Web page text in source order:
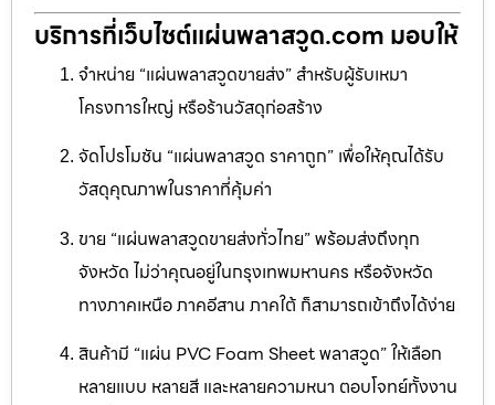
บริการที่เว็บไซต์แผ่นพลาสวูด.com มอบให้
จำหน่าย “แผ่นพลาสวูดขายส่ง” สำหรับผู้รับเหมา
โครงการใหญ่ หรือร้านวัสดุก่อสร้าง
จัดโปรโมชัน “แผ่นพลาสวูด ราคาถูก” เพื่อให้คุณได้รับ
วัสดุคุณภาพในราคาที่คุ้มค่า
ขาย “แผ่นพลาสวูดขายส่งทั่วไทย” พร้อมส่งถึงทุก
จังหวัด ไม่ว่าคุณอยู่ในกรุงเทพมหานคร หรือจังหวัด
ทางภาคเหนือ ภาคอีสาน ภาคใต้ ก็สามารถเข้าถึงได้ง่าย
สินค้ามี “แผ่น PVC Foam Sheet พลาสวูด” ให้เลือก
หลายแบบ หลายสี และหลายความหนา ตอบโจทย์ทั้งงาน